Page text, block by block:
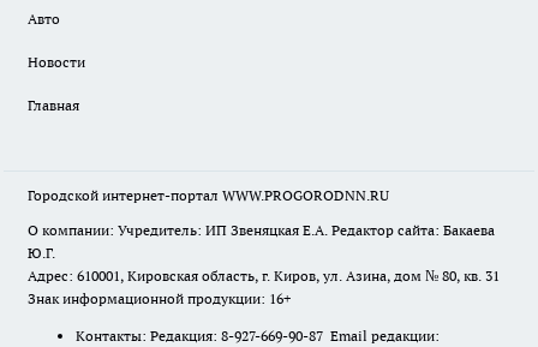
Авто
Новости
Главная
Городской интернет-портал WWW.PROGORODNN.RU
О компании: Учредитель: ИП Звеняцкая Е.А. Редактор сайта: Бакаева
Ю.Г.
Адрес: 610001, Кировская область, г. Киров, ул. Азина, дом № 80, кв. 31
Знак информационной продукции: 16+
Контакты: Редакция: 8-927-669-90-87 Email редакции: